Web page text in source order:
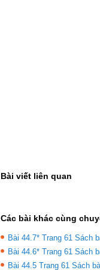
Bài viết liên quan
Các bài khác cùng
Bài 44.7* Trang 61 Sách
Bài 44.6* Trang 61 Sách
Bài 44.5 Trang 61 Sách